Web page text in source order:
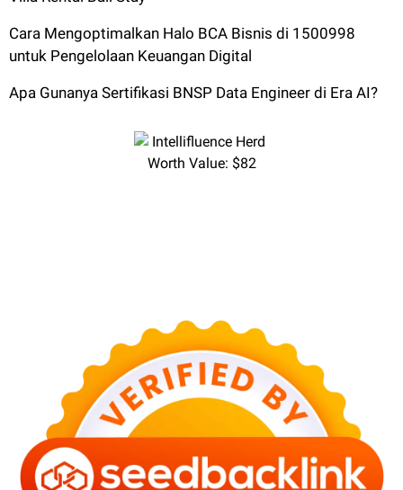
Cara Mengoptimalkan Halo BCA Bisnis di 1500998
untuk Pengelolaan Keuangan Digital
Apa Gunanya Sertifikasi BNSP Data Engineer di Era AI?